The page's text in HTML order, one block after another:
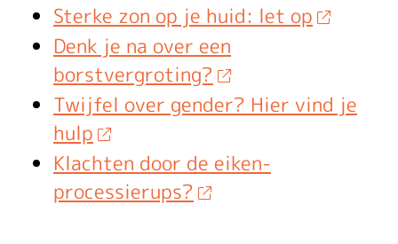
Sterke zon op je huid: let op
Denk je na over een
borstvergroting?
Twijfel over gender? Hier vind je
hulp
Klachten door de eiken-
processierups?